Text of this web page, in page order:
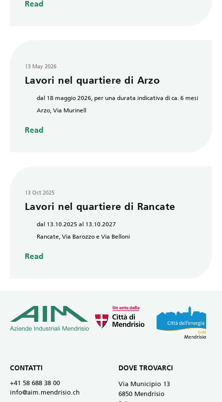
Read
13 May 2026
Lavori nel quartiere di Arzo
dal 18 maggio 2026, per una durata indicativa di ca. 6 mesi
Arzo, Via Murinell
Read
13 Oct 2025
Lavori nel quartiere di Rancate
dal 13.10.2025 al 13.10.2027
Rancate, Via Barozzo e Via Belloni
Read
CONTATTI
+41 58 688 38 00
info@aim.mendrisio.ch
DOVE TROVARCI
Via Municipio 13
6850 Mendrisio